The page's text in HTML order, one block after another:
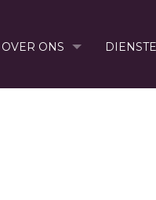
OVER ONS